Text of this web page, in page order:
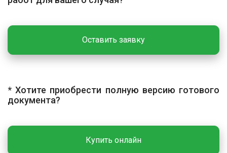
Технологический процесс включает раскладку
полотен.
Раскладка рулонов геотекстиля
Укладку рулонов осуществляют вручную в
относительно оси участка. Вначале раскатывают
рулон вдоль кромки, затем с перекрытием швов
Оставить заявку
* Хотите приобрести полную версию готового
документа?
Купить онлайн